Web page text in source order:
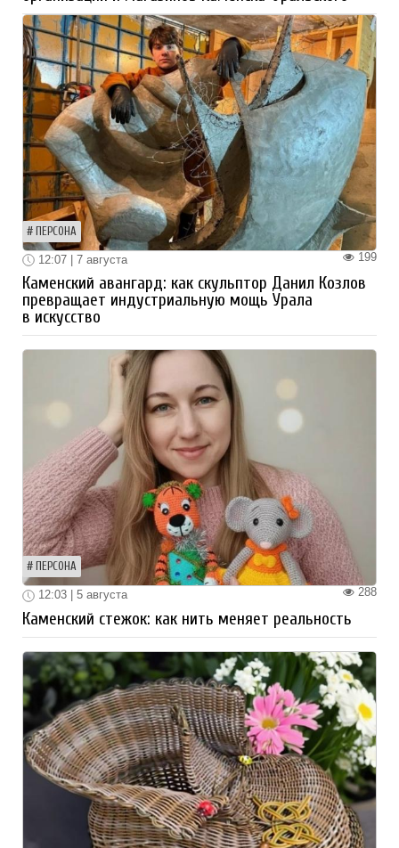
ПЕРСОНА
199
12:07 | 7 августа
Каменский авангард: как скульптор Данил Козлов
превращает индустриальную мощь Урала
в искусство
ПЕРСОНА
288
12:03 | 5 августа
Каменский стежок: как нить меняет реальность